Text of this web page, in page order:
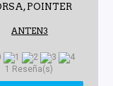
POINTER
ANTEN3
1 Reseña(s)